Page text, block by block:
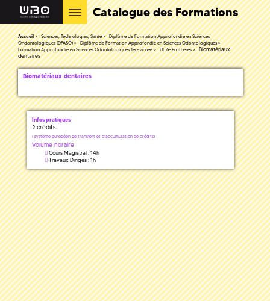
Catalogue des Formations
Accueil Sciences, Technologies, Santé
Diplôme de Formation Approfondie en Sciences
Ondontologiques (DFASO)
Diplôme de Formation Approfondie en Sciences Odontologiques
Formation Approfondie en Sciences Odontologiques 1ère année
UE 6- Prothèses
Biomatériaux
dentaires
Biomatériaux dentaires
Infos pratiques
2 crédits
( système européen de transfert et d'accumulation de crédits)
Volume horaire
Cours Magistral : 14h
Travaux Dirigés : 1h